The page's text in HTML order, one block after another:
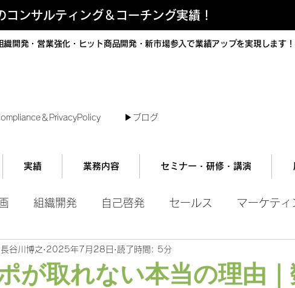
ンサルティング＆コーチング実績！
開発・営業強化・ヒット商品開発・新市場参入で業績アップを実現します
＆PrivacyPolicy ▶︎ブログ
実績 業務内容 セミナー・研修・講演
組織開発 自己啓発 セールス マーケティ
ール
が取れない本当の理由
谷川博之 2025年7月28日 読了時間: 5分